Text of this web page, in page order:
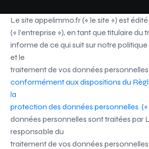
Le site appelimmo.fr (« le site ») est édité
(« l’entreprise »), en tant que titulaire du
informe de ce qui suit sur notre
et le
traitement de vos données personnelles
conformément aux dispositions du
la
protection des données personnelles («
données personnelles sont traitées par
responsable du
traitement de vos données